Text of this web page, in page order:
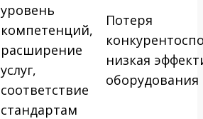
уровень
компетенций,
расширение
услуг,
соответствие
стандартам
Потеря
низкая
оборудования